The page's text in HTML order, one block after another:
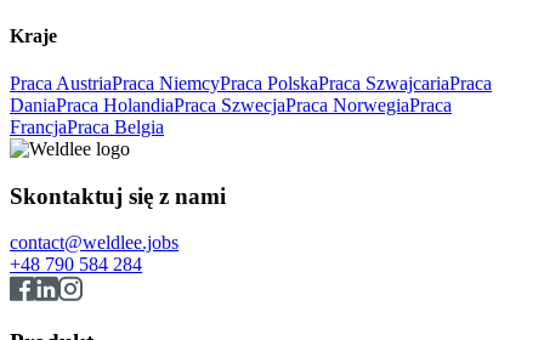
Kraje
Praca AustriaPraca NiemcyPraca PolskaPraca SzwajcariaPraca
DaniaPraca HolandiaPraca SzwecjaPraca NorwegiaPraca
FrancjaPraca Belgia
Skontaktuj się z nami
contact@weldlee.jobs
+48 790 584 284